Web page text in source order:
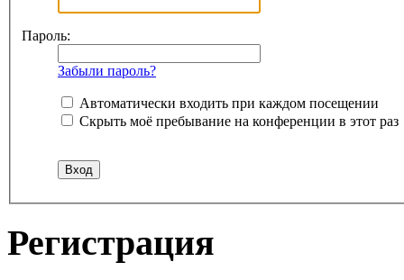
Пароль:
Забыли пароль?
Автоматически входить при каждом посещении
Скрыть моё пребывание на конференции в этот раз
Регистрация